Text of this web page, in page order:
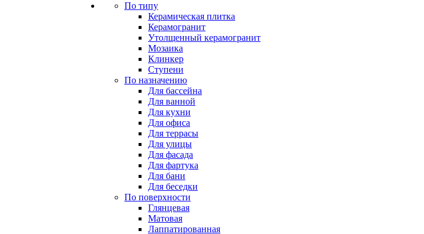
По типу
Керамическая плитка
Керамогранит
Утолщенный керамогранит
Мозаика
Клинкер
Ступени
По назначению
Для бассейна
Для ванной
Для кухни
Для офиса
Для террасы
Для улицы
Для фасада
Для фартука
Для бани
Для беседки
По поверхности
Глянцевая
Матовая
Лаппатированная